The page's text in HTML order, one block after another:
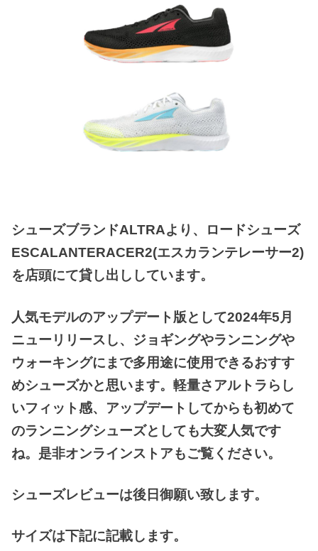
シューズブランドALTRAより、ロードシューズ
ESCALANTERACER2(エスカランテレーサー2)
を店頭にて貸し出ししています。
人気モデルのアップデート版として2024年5月
ニューリリースし、ジョギングやランニングや
ウォーキングにまで多用途に使用できるおすす
めシューズかと思います。軽量さアルトラらし
いフィット感、アップデートしてからも初めて
のランニングシューズとしても大変人気です
ね。是非オンラインストアもご覧ください。
シューズレビューは後日御願い致します。
サイズは下記に記載します。